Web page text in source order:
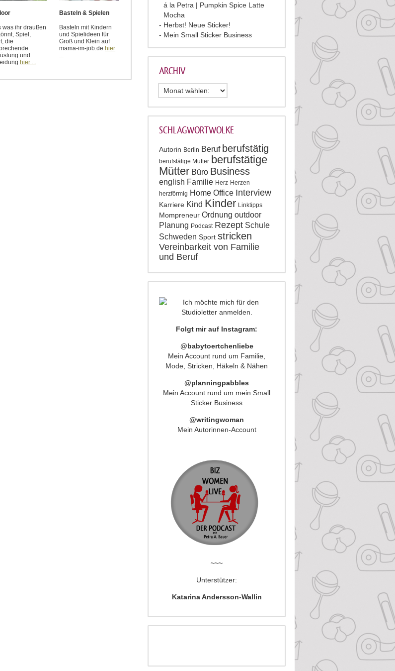
á la Petra | Pumpkin Spice Latte
Mocha
Herbst! Neue Sticker!
Mein Small Sticker Business
ARCHIV
SCHLAGWORTWOLKE
Autorin Berlin Beruf berufstätig
berufstätige Mutter berufstätige
Mütter Büro Business
english Familie Herz Herzen
herzförmig Home Office Interview
Karriere Kind Kinder Linktipps
Mompreneur Ordnung outdoor
Planung Podcast Rezept Schule
Schweden Sport stricken
Vereinbarkeit von Familie
und Beruf
Folgt mir auf Instagram:
@babytoertchenliebe
Mein Account rund um Familie,
Mode, Stricken, Häkeln & Nähen
@planningpabbles
Mein Account rund um mein Small
Sticker Business
@writingwoman
Mein Autorinnen-Account
~~~
Unterstützer:
Katarina Andersson-Wallin
was ihr draußen
Spiel,
die
und
hier ...
Basteln & Spielen
Basteln mit Kindern
und Spielideen für
Groß und Klein auf
mama-im-job.de hier
...